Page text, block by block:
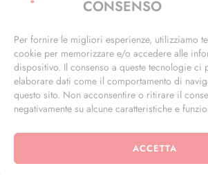
CONSENSO
Per fornire le migliori esperienze, utilizziamo
cookie per memorizzare e/o accedere alle
dispositivo. Il consenso a queste tecnologie ci
elaborare dati come il comportamento di
questo sito. Non acconsentire o ritirare il
negativamente su alcune caratteristiche e
ACCETTA
info@masterphil.it